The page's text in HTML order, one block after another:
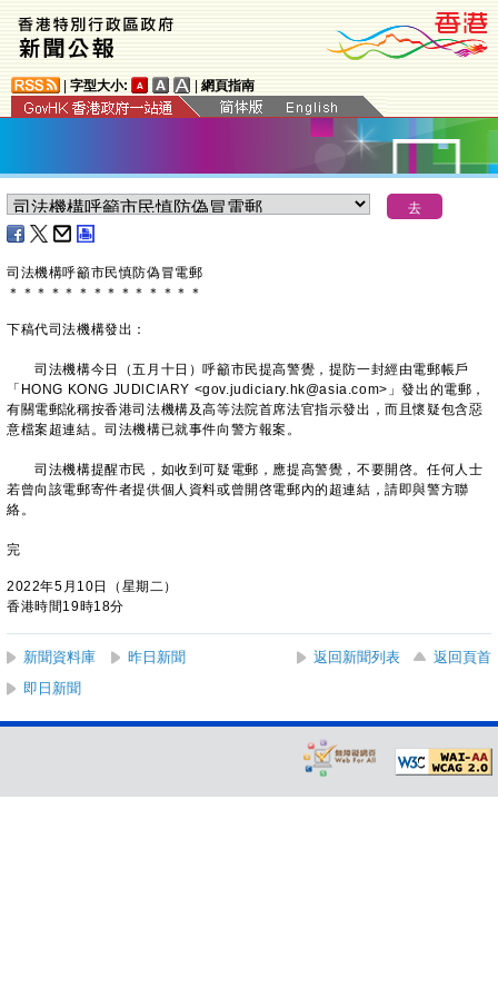
字型大小: 網頁指南
司法機構呼籲市民慎防偽冒電郵
＊ ＊ ＊ ＊ ＊ ＊ ＊ ＊ ＊ ＊ ＊ ＊ ＊ ＊
下稿代司法機構發出：
司法機構今日（五月十日）呼籲市民提高警覺，提防一封經由電郵帳戶
「HONG KONG JUDlClARY <gov.judiciary.hk@asia.com>」發出的電郵，
有關電郵訛稱按香港司法機構及高等法院首席法官指示發出，而且懷疑包含惡
意檔案超連結。司法機構已就事件向警方報案。
司法機構提醒市民，如收到可疑電郵，應提高警覺，不要開啓。任何人士
若曾向該電郵寄件者提供個人資料或曾開啓電郵內的超連結，請即與警方聯
絡。
完
2022年5月10日（星期二）
香港時間19時18分
新聞資料庫 昨日新聞 返回新聞列表
返回頁首
即日新聞